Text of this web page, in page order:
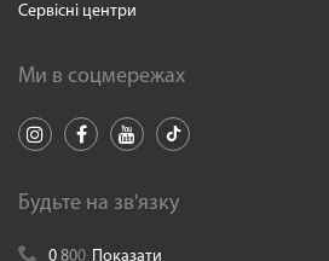
Сервісні центри
Ми в соцмережах
Будьте на зв'язку
0 800 Показати